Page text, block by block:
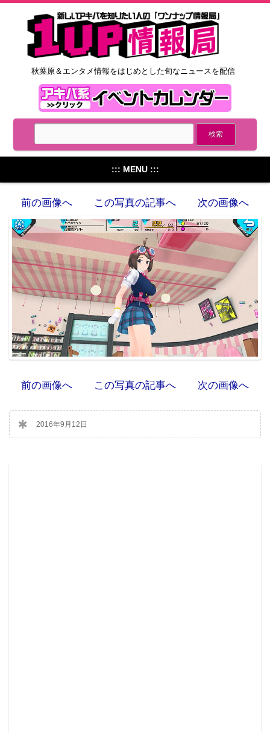
秋葉原＆エンタメ情報をはじめとした旬なニュースを配信
::: MENU :::
前の画像へ この写真の記事へ 次の画像へ
前の画像へ この写真の記事へ 次の画像へ
2016年9月12日